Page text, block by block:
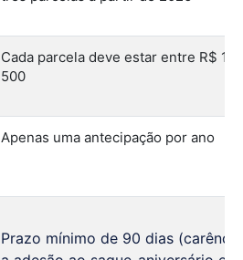
Cada parcela deve estar entre R$
500
Apenas uma antecipação por ano
Prazo mínimo de 90 dias